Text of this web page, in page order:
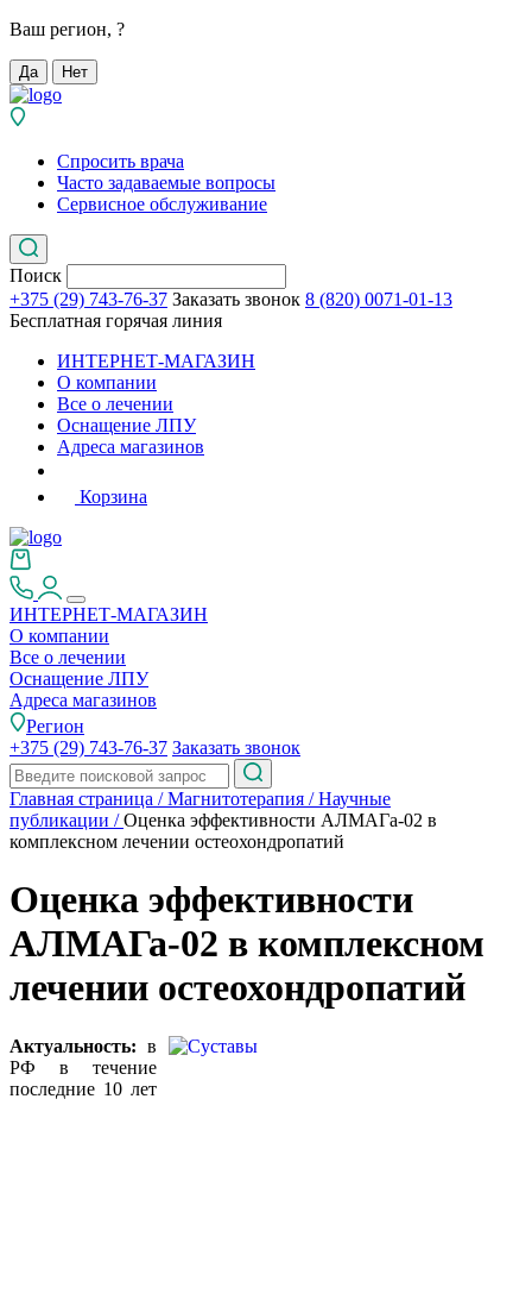
Ваш регион, ?
Да Нет
Спросить врача
Часто задаваемые вопросы
Сервисное обслуживание
Поиск
+375 (29) 743-76-37 Заказать звонок 8 (820) 0071-01-13
Бесплатная горячая линия
ИНТЕРНЕТ-МАГАЗИН
О компании
Все о лечении
Оснащение ЛПУ
Адреса магазинов
Корзина
ИНТЕРНЕТ-МАГАЗИН
О компании
Все о лечении
Оснащение ЛПУ
Адреса магазинов
Регион
+375 (29) 743-76-37 Заказать звонок
Главная страница /Магнитотерапия /Научные
публикации /Оценка эффективности АЛМАГа-02 в
комплексном лечении остеохондропатий
Оценка эффективности
АЛМАГа-02 в комплексном
лечении остеохондропатий
Актуальность: в
РФ в течение
последние 10 лет